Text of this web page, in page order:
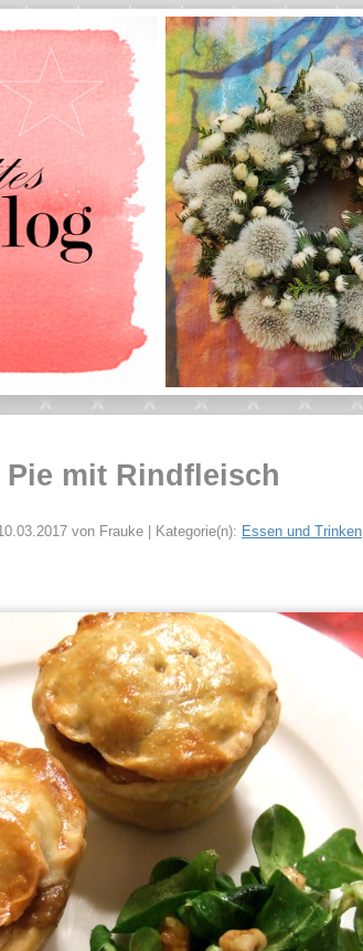
Pie mit Rindfleisch
von Frauke | Kategorie(n): Essen und Trinken